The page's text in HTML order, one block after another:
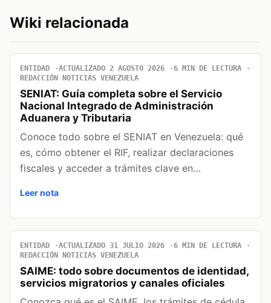
Wiki relacionada
ENTIDAD ACTUALIZADO 2 AGOSTO 2026
6 MIN DE LECTURA
REDACCIÓN NOTICIAS VENEZUELA
SENIAT: Guía completa sobre el Servicio
Nacional Integrado de Administración
Aduanera y Tributaria
Conoce todo sobre el SENIAT en Venezuela: qué
es, cómo obtener el RIF, realizar declaraciones
fiscales y acceder a trámites clave en…
Leer nota
ENTIDAD ACTUALIZADO 31 JULIO 2026
6 MIN DE LECTURA
REDACCIÓN NOTICIAS VENEZUELA
SAIME: todo sobre documentos de identidad,
servicios migratorios y canales oficiales